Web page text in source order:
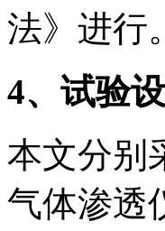
法》进行。
4、试验
本文分别
气体渗透